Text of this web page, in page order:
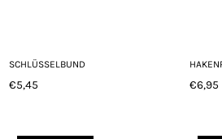
SCHLÜSSELBUND
Normaler
€5,45 €6,95